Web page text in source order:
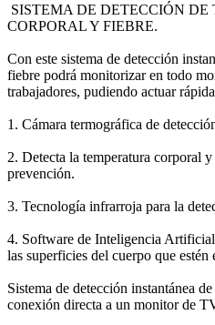
SISTEMA DE DETECCIÓN DE
CORPORAL Y FIEBRE.
Con este sistema de detección
fiebre podrá monitorizar en todo
trabajadores, pudiendo actuar
1. Cámara termográfica de
2. Detecta la temperatura corporal
prevención.
3. Tecnología infrarroja para la
4. Software de Inteligencia
las superficies del cuerpo que estén
Sistema de detección instantánea
conexión directa a un monitor de